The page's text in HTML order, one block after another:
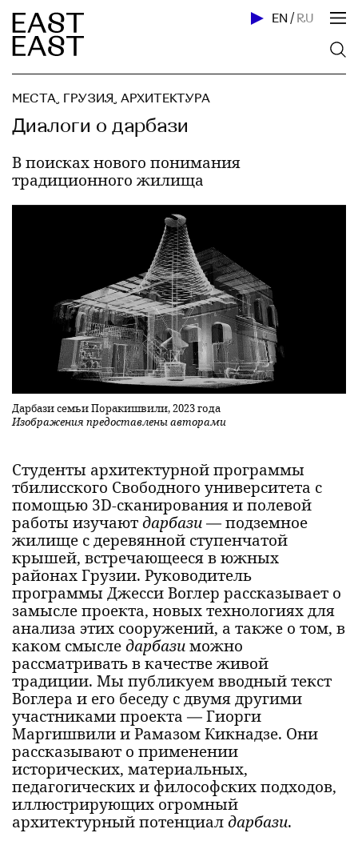
EN / RU
МЕСТА, ГРУЗИЯ, АРХИТЕКТУРА
Диалоги о дарбази
В поисках нового понимания
традиционного жилища
Дарбази семьи Поракишвили, 2023 года
Изображения предоставлены авторами
Студенты архитектурной программы
тбилисского Свободного университета с
помощью 3D-сканирования и полевой
работы изучают дарбази — подземное
жилище с деревянной ступенчатой
крышей, встречающееся в южных
районах Грузии. Руководитель
программы Джесси Воглер рассказывает о
замысле проекта, новых технологиях для
анализа этих сооружений, а также о том, в
каком смысле дарбази можно
рассматривать в качестве живой
традиции. Мы публикуем вводный текст
Воглера и его беседу с двумя другими
участниками проекта — Гиорги
Маргишвили и Рамазом Кикнадзе. Они
рассказывают о применении
исторических, материальных,
педагогических и философских подходов,
иллюстрирующих огромный
архитектурный потенциал дарбази.